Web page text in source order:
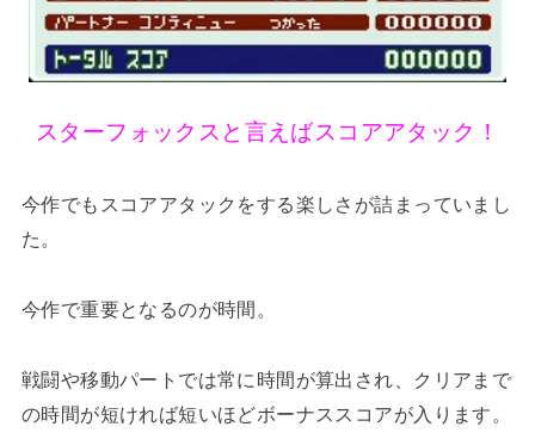
スターフォックスと言えばスコアアタック！
今作でもスコアアタックをする楽しさが詰まっていまし
た。
今作で重要となるのが時間。
戦闘や移動パートでは常に時間が算出され、クリアまで
の時間が短ければ短いほどボーナススコアが入ります。